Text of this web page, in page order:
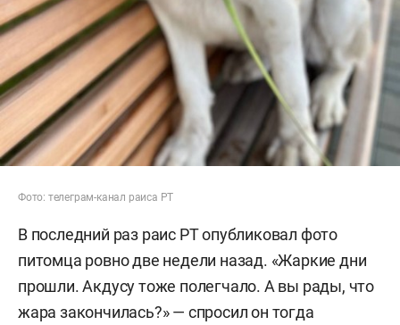
Фото: телеграм-канал раиса РТ
В последний раз раис РТ опубликовал фото
питомца ровно две недели назад. «Жаркие дни
прошли. Акдусу тоже полегчало. А вы рады, что
жара закончилась?» — спросил он тогда